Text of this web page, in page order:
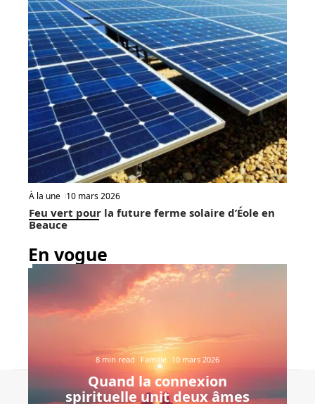
À la une 10 mars 2026
Feu vert pour la future ferme solaire d’Éole en
Beauce
En vogue
8 min read Famille 10 mars 2026
Quand la connexion
spirituelle unit deux âmes
Contact Mentions Légales Sitemap